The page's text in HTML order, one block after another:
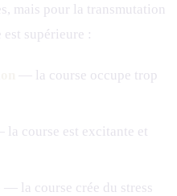
mais pour la transmutation
supérieure :
— la course occupe trop
course est excitante et
— la course crée du stress